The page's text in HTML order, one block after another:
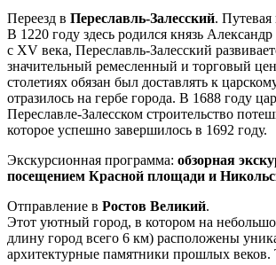
Переезд в Переславль-Залесский.
В 1220 году здесь родился князь
с XV века, Переславль-Залесский
значительный ремесленный и торговый
столетиях обязан был доставлять к
отразилось на гербе города. В 1688 году
Переславле-Залесском строительство
которое успешно завершилось в 1692 году.
Экскурсионная программа: обзорная
посещением Красной площади и
Отправление в Ростов Великий.
Этот уютный город, в котором на
длину город всего 6 км) расположены
архитектурные памятники прошлых веков.